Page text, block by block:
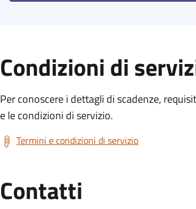
Condizioni di
Per conoscere i dettagli di scadenze,
e le condizioni di servizio.
Termini e condizioni di servizio
Contatti